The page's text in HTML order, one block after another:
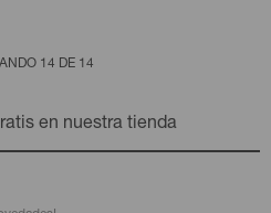
14 DE 14
en nuestra tienda